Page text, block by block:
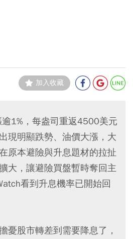
加入收藏
1%，每盎司重返4500美元
現明顯跌勢、油價大漲，大
原本避險與升息題材的拉扯
大，讓避險買盤暫時奪回主
看到升息機率已開始回
憂股市轉差到需要降息了，